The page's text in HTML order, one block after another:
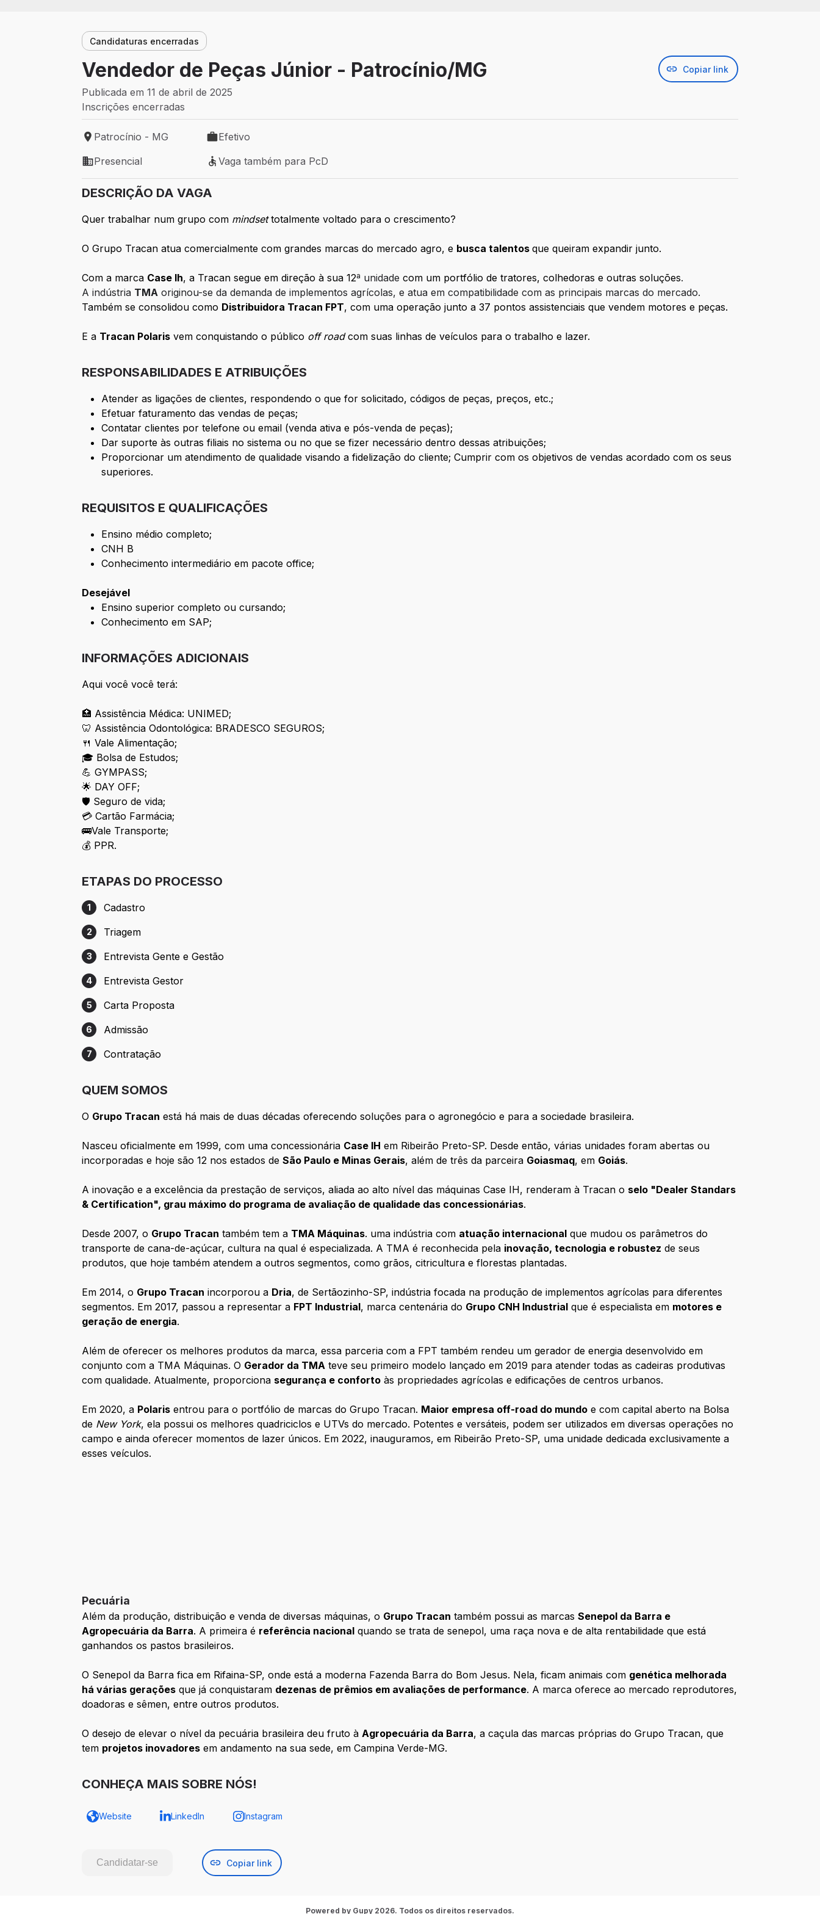
Candidaturas encerradas
Vendedor de Peças Júnior - Patrocínio/MG Copiar link
Publicada em 11 de abril de 2025
Inscrições encerradas
Local de trabalho: Patrocínio - MG
Patrocínio - MG
Tipo de vaga: Efetivo
Efetivo
Modelo de trabalho: Presencial
Presencial
Vaga também para PcD
Vaga também para PcD
DESCRIÇÃO DA VAGA
Quer trabalhar num grupo com mindsettotalmente voltado para o crescimento?
O Grupo Tracan atua comercialmente com grandes marcas do mercado agro, e busca talentosque queiram expandir junto.
Com a marca Case Ih, a Tracan segue em direção à sua 12ª unidade com um portfólio de tratores, colhedoras e outras soluções.
A indústria TMA originou-se da demanda de implementos agrícolas, e atua em compatibilidade com as principais marcas do mercado.
Também se consolidou como Distribuidora Tracan FPT, com uma operação junto a 37 pontos assistenciais que vendem motores e peças.
E a Tracan Polaris vem conquistando o público off roadcom suas linhas de veículos para o trabalho e lazer.
RESPONSABILIDADES E ATRIBUIÇÕES
Atender as ligações de clientes, respondendo o que for solicitado, códigos de peças, preços, etc.;
Efetuar faturamento das vendas de peças;
Contatar clientes por telefone ou email (venda ativa e pós-venda de peças);
Dar suporte às outras filiais no sistema ou no que se fizer necessário dentro dessas atribuições;
Proporcionar um atendimento de qualidade visando a fidelização do cliente; Cumprir com os objetivos de vendas acordado com os seus
superiores.
REQUISITOS E QUALIFICAÇÕES
Ensino médio completo;
CNH B
Conhecimento intermediário em pacote office;
Desejável
Ensino superior completo ou cursando;
Conhecimento em SAP;
INFORMAÇÕES ADICIONAIS
Aqui você você terá:
🏥 Assistência Médica: UNIMED;
🦷 Assistência Odontológica: BRADESCO SEGUROS;
🍴 Vale Alimentação;
🎓 Bolsa de Estudos;
💪 GYMPASS;
🌟 DAY OFF;
🛡 Seguro de vida;
💳 Cartão Farmácia;
🚌Vale Transporte;
💰 PPR.
ETAPAS DO PROCESSO
Etapa 1: Cadastro
1 Cadastro
Etapa 2: Triagem
2 Triagem
Etapa 3: Entrevista Gente e Gestão
3 Entrevista Gente e Gestão
Etapa 4: Entrevista Gestor
4 Entrevista Gestor
Etapa 5: Carta Proposta
5 Carta Proposta
Etapa 6: Admissão
6 Admissão
Etapa 7: Contratação
7 Contratação
QUEM SOMOS
O Grupo Tracan está há mais de duas décadas oferecendo soluções para o agronegócio e para a sociedade brasileira.
Nasceu oficialmente em 1999, com uma concessionária Case IH em Ribeirão Preto-SP. Desde então, várias unidades foram abertas ou
incorporadas e hoje são 12 nos estados deSão Paulo e Minas Gerais, além de três da parceira Goiasmaq, em Goiás.
A inovação e a excelência da prestação de serviços, aliada ao alto nível das máquinas Case IH, renderam à Tracan o selo "Dealer Standars
& Certification", grau máximo do programa de avaliação de qualidade das concessionárias.
Desde 2007, o Grupo Tracan também tem a TMA Máquinas. uma indústria com atuação internacional que mudou os parâmetros do
transporte de cana-de-açúcar, cultura na qual é especializada. A TMA é reconhecida pela inovação, tecnologia e robustez de seus
produtos, que hoje também atendem a outros segmentos, como grãos, citricultura e florestas plantadas.
Em 2014, o Grupo Tracan incorporou a Dria, de Sertãozinho-SP, indústria focada na produção de implementos agrícolas para diferentes
segmentos. Em 2017, passou a representar a FPT Industrial, marca centenária do Grupo CNH Industrial que é especialista em motores e
geração de energia.
Além de oferecer os melhores produtos da marca, essa parceria com a FPT também rendeu um gerador de energia desenvolvido em
conjunto com a TMA Máquinas. O Gerador da TMA teve seu primeiro modelo lançado em 2019 para atender todas as cadeiras produtivas
com qualidade. Atualmente, proporciona segurança e conforto às propriedades agrícolas e edificações de centros urbanos.
Em 2020, a Polaris entrou para o portfólio de marcas do Grupo Tracan. Maior empresa off-road do mundo e com capital aberto na Bolsa
de New York, ela possui os melhores quadriciclos e UTVs do mercado. Potentes e versáteis, podem ser utilizados em diversas operações no
campo e ainda oferecer momentos de lazer únicos. Em 2022, inauguramos, em Ribeirão Preto-SP, uma unidade dedicada exclusivamente a
esses veículos.
Pecuária
Além da produção, distribuição e venda de diversas máquinas, o Grupo Tracan também possui as marcasSenepol da Barra e
Agropecuária da Barra. A primeira é referência nacional quando se trata de senepol, uma raça nova e de alta rentabilidade que está
ganhandos os pastos brasileiros.
O Senepol da Barra fica em Rifaina-SP, onde está a moderna Fazenda Barra do Bom Jesus. Nela, ficam animais com genética melhorada
há várias gerações que já conquistaram dezenas de prêmios em avaliações de performance. A marca oferece ao mercado reprodutores,
doadoras e sêmen, entre outros produtos.
O desejo de elevar o nível da pecuária brasileira deu fruto àAgropecuária da Barra, a caçula das marcas próprias do Grupo Tracan, que
tem projetos inovadores em andamento na sua sede, em Campina Verde-MG.
CONHEÇA MAIS SOBRE NÓS!
Website LinkedIn Instagram
Candidatar-se Copiar link
Powered by Gupy 2026. Todos os direitos reservados.